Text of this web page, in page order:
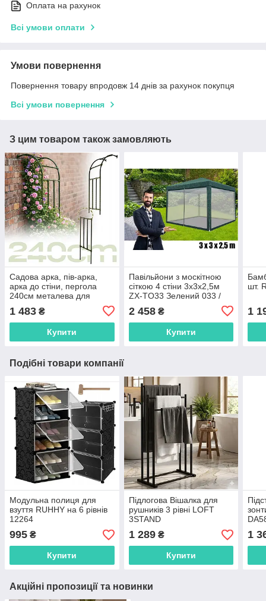
Оплата на рахунок
Всі умови оплати
Умови повернення
Повернення товару впродовж 14 днів за рахунок покупця
Всі умови повернення
З цим товаром також замовляють
Садова арка, пів-арка,
арка до стіни, пергола
240см металева для
1 483 ₴
Купити
Павільйони з москітною
сіткою 4 стіни 3х3х2,5м
ZX-TO33 Зелений 033 /
2 458₴
Купити
шт.
1
Подібні товари компанії
Модульна полиця для
взуття RUHHY на 6 рівнів
12264
995 ₴
Купити
Підлогова Вішалка для
рушників 3 рівні LOFT
3STAND
1 289₴
Купити
1
Акційні пропозиції та новинки